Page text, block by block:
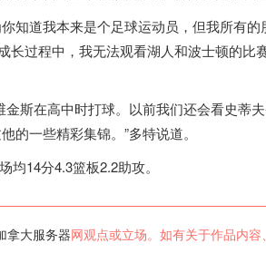
道我本来是个足球运动员，但我所有的
过程中，我无法观看湖人和波士顿的比
斯在高中时打球。以前我们还会看史蒂
的一些精彩集锦。”多特说道。
均14分4.3篮板2.2助攻。
拿大服务器 网观点或立场。如有关于作品内容